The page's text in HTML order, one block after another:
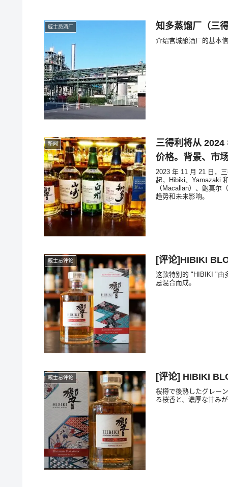
威士忌酒厂 知多蒸馏厂（三
介绍宫城酿酒厂的基本
新闻
三得利将从
价格。背景、市
2023 年 11 月 21 日，
起，Hibiki、Yamazaki
（Macallan）、鲍莫尔
趋势和未来影响。
威士忌评论 [评论]HIBIKI
这款特别的 "HIBIKI "由
忌混合而成。
威士忌评论 [评论] HIBIKI
桜樽で後熟したグレー
る桜香と、濃厚な甘み